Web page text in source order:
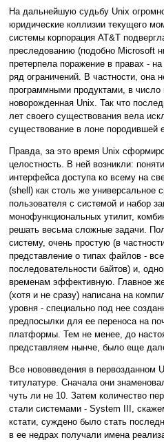
На дальнейшую судьбу Unix
юридические коллизии текущего
системы корпорация AT&T
преследованию (подобно Microsoft
претерпела поражение в правах -
ряд ограничений. В частности, она
программными продуктами, в число
новорожденная Unix. Так что
лет своего существования вела
существование в лоне породившей
Правда, за это время Unix
целостность. В ней возникли:
интерфейса доступа ко всему на
(shell) как столь же универсальное
пользователя с системой и набор
монофункциональных утилит,
решать весьма сложные задачи.
систему, очень простую (в
представление о типах файлов -
последовательности байтов) и,
временам эффективную. Главное
(хотя и не сразу) написана на
уровня - специально под нее
предпосылки для ее переноса на
платформы. Тем не менее, до
представляем нынче, было еще
Все нововведения в первозданном
титулатуре. Сначала они
чуть ли не 10. Затем количество
стали системами - System III,
кстати, суждено было стать
в ее недрах получали имена